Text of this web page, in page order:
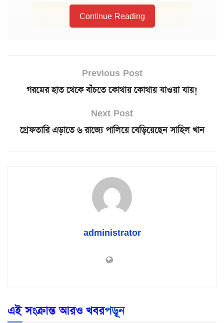
Continue Reading
Previous Post
গরমের হাত থেকে বাঁচতে কোথায় কোথায় যাওয়া যায়!
Next Post
গ্রেফতারি এড়াতে ৬ রাজ্যে পালিয়ে বেড়িয়েছেন সাহিল খান
administrator
এই সংক্রান্ত আরও খবরপড়ূন